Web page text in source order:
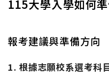
115大學入學如何
報考建議與準備方向
1. 根據志願校系選考科